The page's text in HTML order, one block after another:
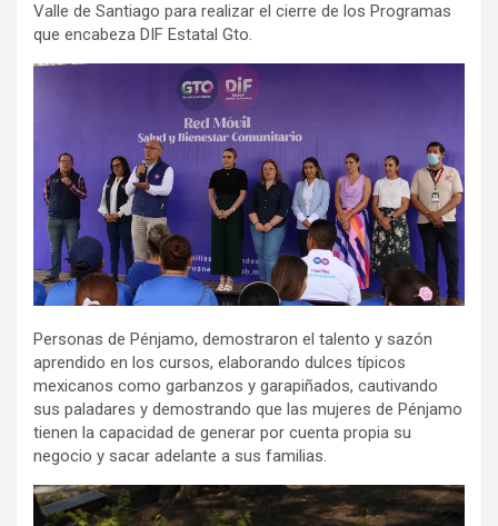
Valle de Santiago para realizar el cierre de los Programas
que encabeza DIF Estatal Gto.
Personas de Pénjamo, demostraron el talento y sazón
aprendido en los cursos, elaborando dulces típicos
mexicanos como garbanzos y garapiñados, cautivando
sus paladares y demostrando que las mujeres de Pénjamo
tienen la capacidad de generar por cuenta propia su
negocio y sacar adelante a sus familias.